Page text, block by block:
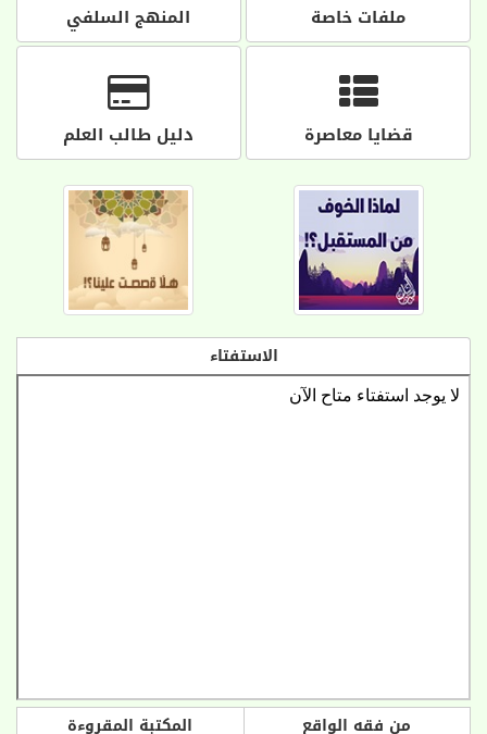
ملفات خاصة المنهج السلفي
قضايا معاصرة دليل طالب العلم
الاستفتاء
من فقه الواقع المكتبة المقروءة